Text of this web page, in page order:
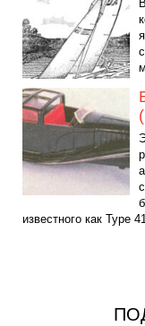
известного как Туре